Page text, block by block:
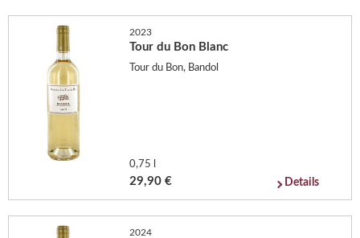
2023
Tour du Bon Blanc
Tour du Bon, Bandol
0,75 l
29,90 € Details
2024